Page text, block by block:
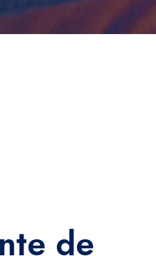
de